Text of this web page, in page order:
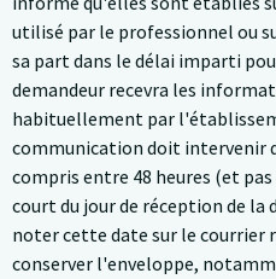
utilisé par le professionnel ou
sa part dans le délai imparti
demandeur recevra les
habituellement par
communication doit intervenir
compris entre 48 heures (et
court du jour de réception de la
noter cette date sur le courrier
conserver l'enveloppe,